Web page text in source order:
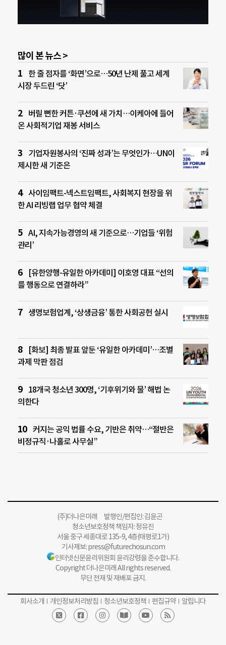
많이 본 뉴스 >
한 줄 점자를 ‘화면’으로…50년 난제 풀고 세계
시장 두드린 ‘닷’
버릴 뻔한 커튼·쿠션에 새 가치…이케아에 들어
온 사회적기업 재봉 서비스
기업자원봉사의 ‘진짜 성과’는 무엇인가…UN이
제시한 새 기준은
사이임팩트-넥스트임팩트, 사회복지 현장을 위
한 AI 리빙랩 업무 협약 체결
AI, 지속가능경영의 새 기준으로…기업들 ‘위험
관리’
[유한양행-유일한 아카데미] 이호영 대표 “선의
를 행동으로 연결하라”
생명보험업계, ‘상생금융’ 통한 사회공헌 실시
[화보] 최종 발표 앞둔 ‘유일한 아카데미’…조별
과제 막판 점검
18개국 청소년 300명, ‘기후위기와 물’ 해법 논
의한다
커지는 공익 법률 수요, 기반은 취약…“절반은
비정규직·나홀로 사무실”
(주)더나은미래 발행인/편집인: 김윤곤
청소년보호정책 책임자: 정유진
서울 중구 세종대로 135-9, 4층(태평로1가)
기사제보:press@futurechosun.com
인터넷신문윤리위원회 윤리강령을 준수합니다.
Copyright 더나은미래 All rights reserved.
무단 전재 및 재배포 금지.
회사소개 개인정보처리방침 청소년보호정책 편집규약 알립니다